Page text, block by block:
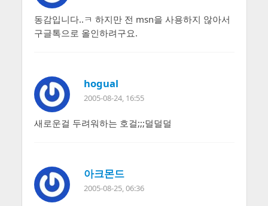
동감입니다..ㅋ 하지만 전 msn을 사용하지 않아서
구글톡으로 올인하려구요.
hogual
2005-08-24, 16:55
새로운걸 두려워하는 호걸;;;덜덜덜
아크몬드
2005-08-25, 06:36